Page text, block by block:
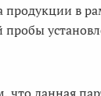
в
данная